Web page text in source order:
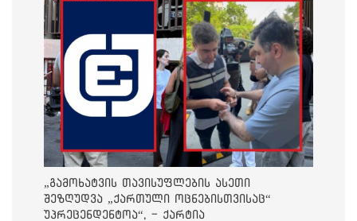
„გამოხატვის თავისუფლების ასეთი
შეზღუდვა „ქართული ოცნებისთვისაც“
უპრეცენდენტოა“, - ქარტია